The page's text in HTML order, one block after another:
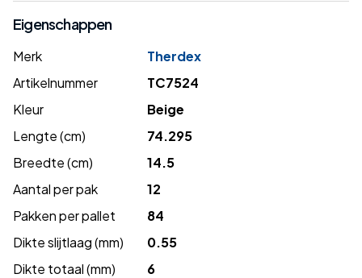
Eigenschappen
Merk
Therdex
Artikelnummer
TC7524
Kleur
Beige
Lengte (cm)
74.295
Breedte (cm)
14.5
Aantal per pak
12
Pakken per pallet
84
Dikte slijtlaag (mm)
0.55
Dikte totaal (mm)
6